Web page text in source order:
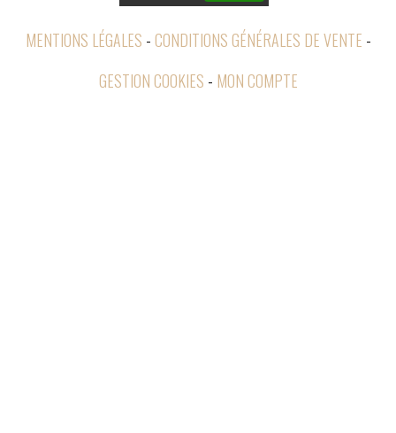
MENTIONS LÉGALES CONDITIONS GÉNÉRALES DE VENTE
GESTION COOKIES
MON COMPTE